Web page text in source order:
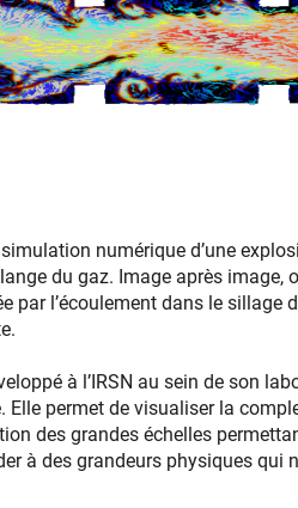
numérique d’une
du gaz. Image après image,
par l’écoulement dans le sillage
à l’IRSN au sein de son
Elle permet de visualiser la
des grandes échelles
à des grandeurs physiques qui